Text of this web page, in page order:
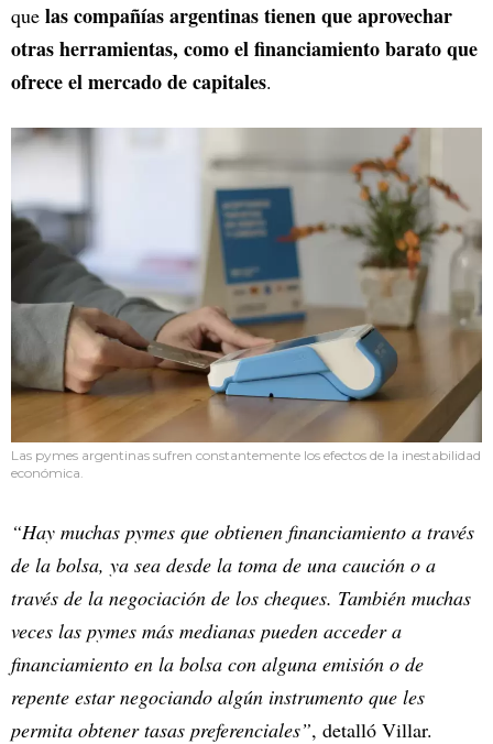
que las compañías argentinas tienen que aprovechar
otras herramientas, como el financiamiento barato que
ofrece el mercado de capitales.
Las pymes argentinas sufren constantemente los efectos de la inestabilidad
económica.
“Hay muchas pymes que obtienen financiamiento a través
de la bolsa, ya sea desde la toma de una caución o a
través de la negociación de los cheques. También muchas
veces las pymes más medianas pueden acceder a
financiamiento en la bolsa con alguna emisión o de
repente estar negociando algún instrumento que les
permita obtener tasas preferenciales”, detalló Villar.